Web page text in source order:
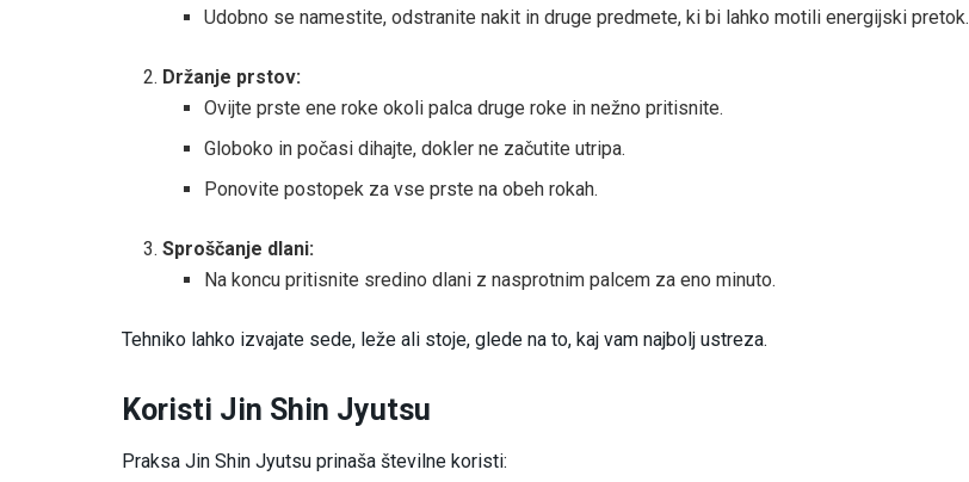
Udobno se namestite, odstranite nakit in druge predmete, ki bi lahko motili energijski pretok.
Držanje prstov:
Ovijte prste ene roke okoli palca druge roke in nežno pritisnite.
Globoko in počasi dihajte, dokler ne začutite utripa.
Ponovite postopek za vse prste na obeh rokah.
Sproščanje dlani:
Na koncu pritisnite sredino dlani z nasprotnim palcem za eno minuto.
Tehniko lahko izvajate sede, leže ali stoje, glede na to, kaj vam najbolj ustreza.
Koristi Jin Shin Jyutsu
Praksa Jin Shin Jyutsu prinaša številne koristi: